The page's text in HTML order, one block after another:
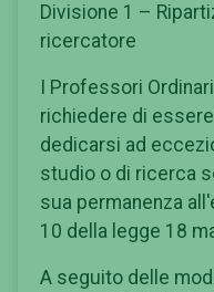
Divisione 1 –
ricercatore
I Professori
richiedere di
dedicarsi ad
studio o di ricerca
sua permanenza
10 della legge 18
A seguito delle